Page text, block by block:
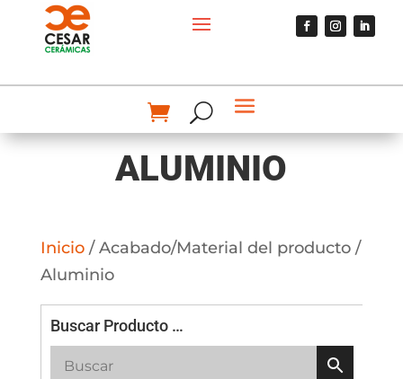
ALUMINIO
Inicio/ Acabado/Material del producto /
Aluminio
Buscar Producto …